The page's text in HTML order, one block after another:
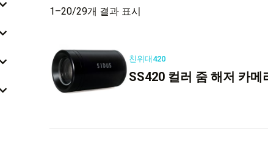
1–20/29개 결과 표시
친위대420
SS420 컬러 줌 해저 카메